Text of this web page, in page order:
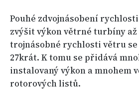
Pouhé zdvojnásobení
zvýšit výkon větrné turbíny
trojnásobné rychlosti větru se
27krát. K tomu se přidává
instalovaný výkon a mnohem
rotorových listů.